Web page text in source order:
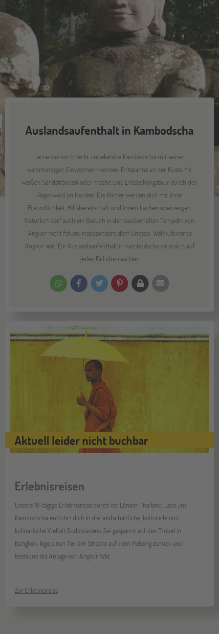
Auslandsaufenthalt in Kambodscha
Lerne das noch recht unbekannte Kambodscha mit seinen
warmherzigen Einwohnern kennen. Entspanne an der Küste mit
weißen Sandstränden oder mache eine Entdeckungstour durch den
Regenwald im Norden. Die Khmer werden dich mit ihrer
Freundlichkeit, Hilfsbereitschaft und ihrem Lachen überzeugen.
Natürlich darf auch ein Besuch in den zauberhaften Tempeln von
Angkor nicht fehlen, insbesondere dem Unesco-Weltkulturerbe
Angkor Wat. Ein Auslandsaufenthalt in Kambodscha wird dich auf
jeden Fall überraschen.
Aktuell leider nicht buchbar
Erlebnisreisen
Unsere 18-tägige Erlebnisreise durch die Länder Thailand, Laos und
Kambodscha entführt dich in die landschaftliche, kulturelle und
kulinarische Vielfalt Südostasiens. Sei gespannt auf den Trubel in
Bangkok, lege einen Teil der Strecke auf dem Mekong zurück und
bestaune die Anlage von Angkor Wat.
Zur Erlebnisreise